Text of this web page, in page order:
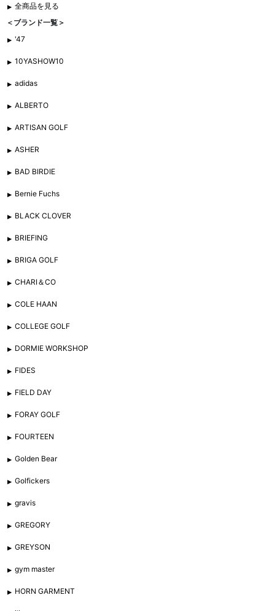
全商品を見る
＜ブランド一覧＞
'47
10YASHOW10
adidas
ALBERTO
ARTISAN GOLF
ASHER
BAD BIRDIE
Bernie Fuchs
BLACK CLOVER
BRIEFING
BRIGA GOLF
CHARI＆CO
COLE HAAN
COLLEGE GOLF
DORMIE WORKSHOP
FIDES
FIELD DAY
FORAY GOLF
FOURTEEN
Golden Bear
Golfickers
gravis
GREGORY
GREYSON
gym master
HORN GARMENT